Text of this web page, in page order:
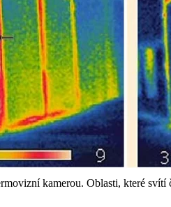
kamerou. Oblasti, které svítí